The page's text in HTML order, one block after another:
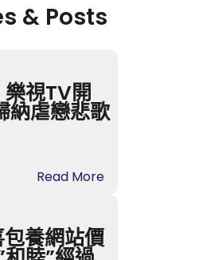
& Posts
樂視TV開
納虐戀悲歌
Read More:
美
的
養網站價